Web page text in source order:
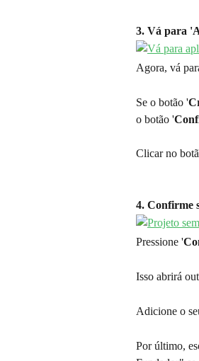
3. Vá para
Agora, vá
Se o botão '
o botão '
Clicar no
4. Confirme
Pressione '
Isso abrirá
Adicione o
Por último,